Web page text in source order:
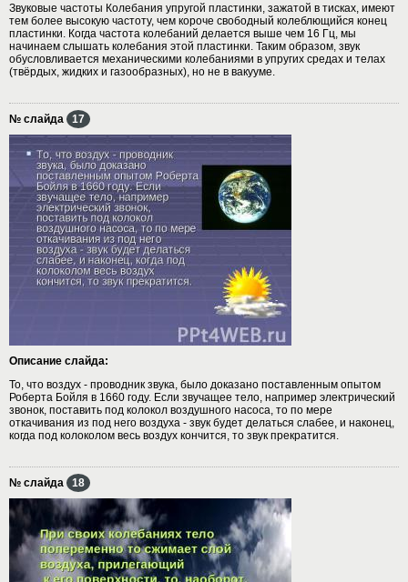
Звуковые частоты Колебания упругой пластинки, зажатой в тисках, имеют
тем более высокую частоту, чем короче свободный колеблющийся конец
пластинки. Когда частота колебаний делается выше чем 16 Гц, мы
начинаем слышать колебания этой пластинки. Таким образом, звук
обусловливается механическими колебаниями в упругих средах и телах
(твёрдых, жидких и газообразных), но не в вакууме.
№ слайда 17
Описание слайда:
То, что воздух - проводник звука, было доказано поставленным опытом
Роберта Бойля в 1660 году. Если звучащее тело, например электрический
звонок, поставить под колокол воздушного насоса, то по мере
откачивания из под него воздуха - звук будет делаться слабее, и наконец,
когда под колоколом весь воздух кончится, то звук прекратится.
№ слайда 18